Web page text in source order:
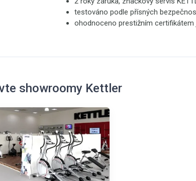
testováno podle přísných
ohodnoceno prestižním certifikátem
showroomy Kettler